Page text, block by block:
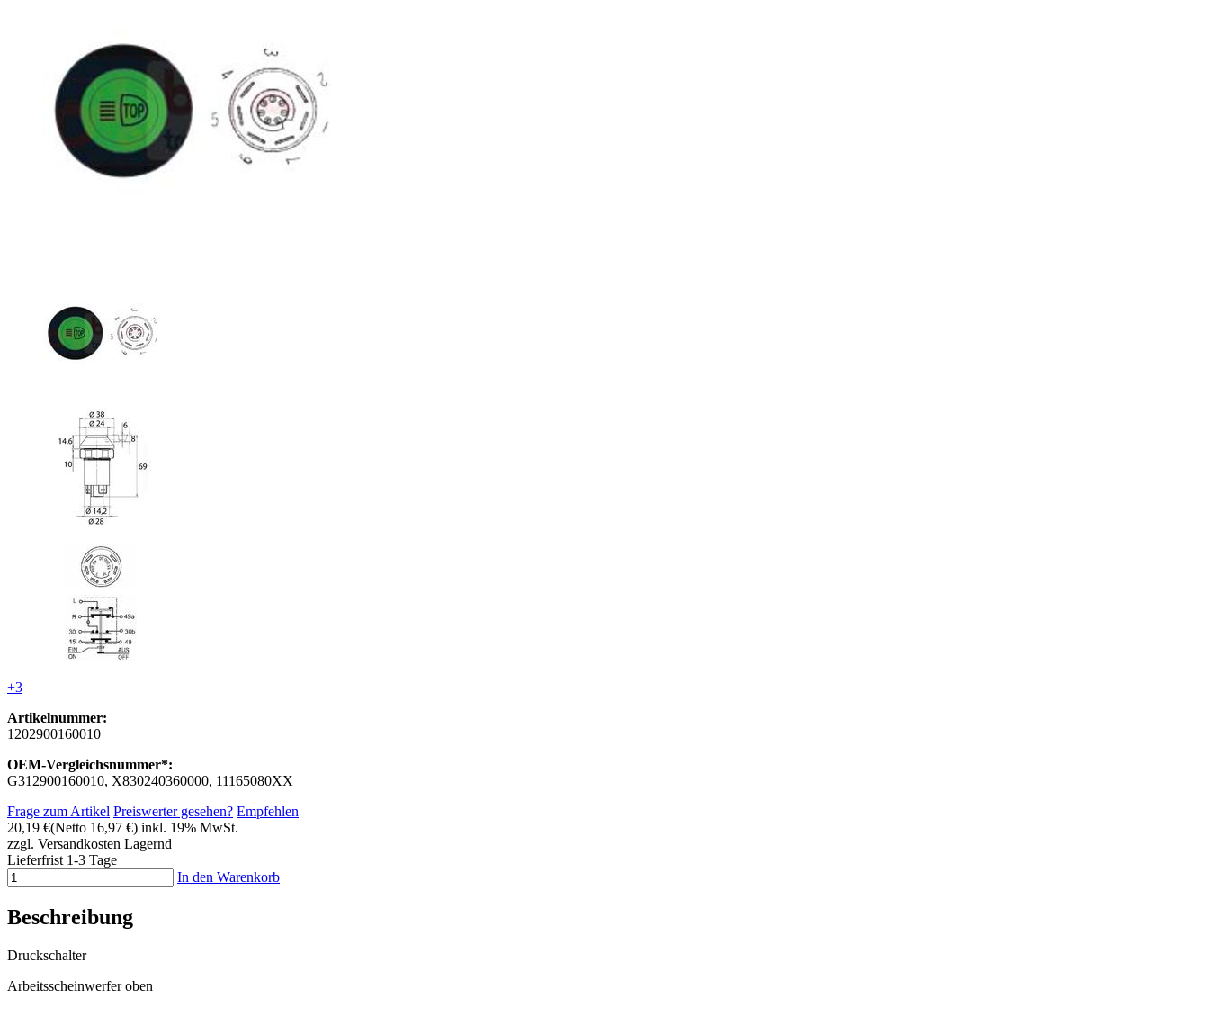
+3
Artikelnummer:
1202900160010
OEM-Vergleichsnummer*:
G312900160010, X830240360000, 11165080XX
Frage zum Artikel Preiswerter gesehen? Empfehlen
20,19 €(Netto 16,97 €) inkl. 19% MwSt.
zzgl. Versandkosten Lagernd
Lieferfrist 1-3 Tage
In den Warenkorb
Beschreibung
Druckschalter
Arbeitsscheinwerfer oben